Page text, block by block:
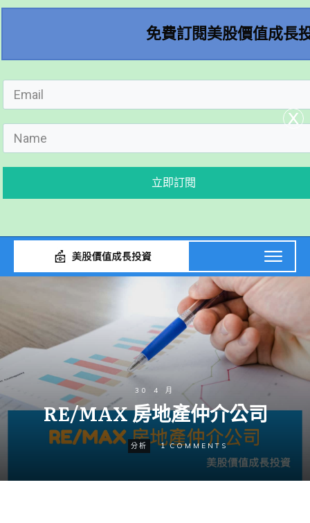
30 4 月
RE/MAX 房地產仲介公司
分析 1 COMMENTS
免費訂閱美股價值成長
立即訂閱
x